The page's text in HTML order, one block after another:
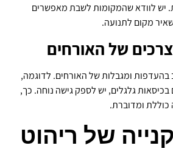
יש לוודא שהמקומות לשבת מאפשרים
מקום לתנועה.
של האורחים
ומגבלות של האורחים. לדוגמה,
גלגלים, יש לספק גישה נוחה. כך,
כוללת ומדוברת.
של ריהוט